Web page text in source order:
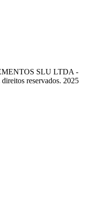
SLU LTDA -
reservados. 2025